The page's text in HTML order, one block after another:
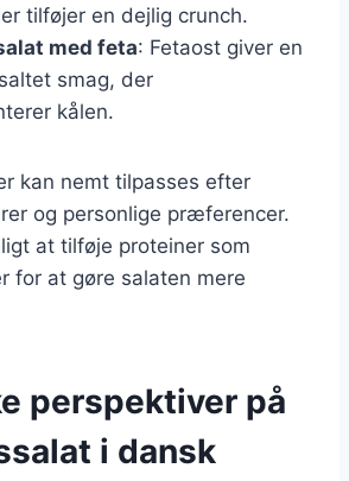
tilføjer en dejlig crunch.
med feta: Fetaost giver en
smag, der
kålen.
kan nemt tilpasses efter
og personlige præferencer.
at tilføje proteiner som
for at gøre salaten mere
perspektiver på
i dansk